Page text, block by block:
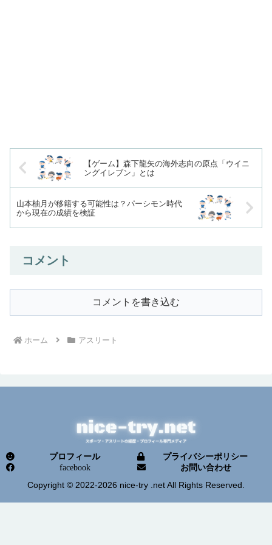
【ゲーム】森下龍矢の海外志向の原点「ウイニ
ングイレブン」とは
山本柚月が移籍する可能性は？パーシモン時代
から現在の成績を検証
コメント
コメントを書き込む
ホーム アスリート
プロフィール
プライバシーポリシー
facebook
お問い合わせ
Copyright © 2022-2026 nice-try .net All Rights Reserved.